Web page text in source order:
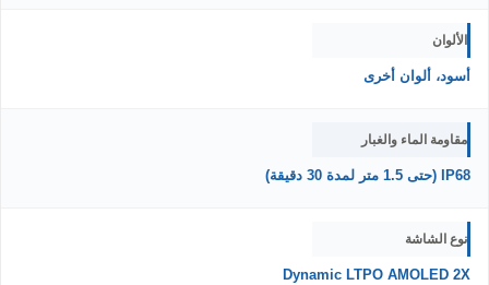
الألوان
أسود، ألوان أخرى
مقاومة الماء والغبار
IP68 (حتى 1.5 متر لمدة 30 دقيقة)
نوع الشاشة
Dynamic LTPO AMOLED 2X